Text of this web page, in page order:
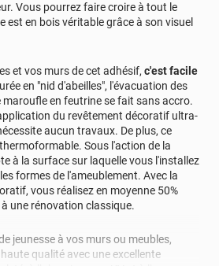
Vous pourrez faire croire à tout le
est en bois véritable grâce à son visuel
et vos murs de cet adhésif, c'est facile
en "nid d'abeilles", l'évacuation des
maroufle en feutrine se fait sans accro.
du revêtement décoratif ultra-
aucun travaux. De plus, ce
Sous l'action de la
à la surface sur laquelle vous l'installez
formes de l'ameublement. Avec la
vous réalisez en moyenne 50%
une rénovation classique.
jeunesse à vos murs ou meubles,
qualité avec une excellente